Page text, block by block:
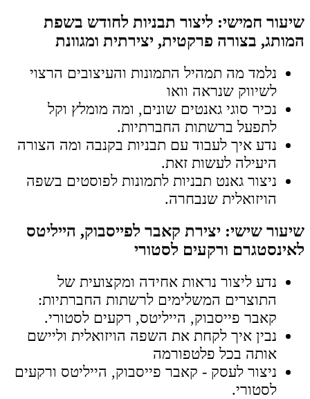
שיעור חמישי: ליצור תבניות לחודש בשפת
המותג, בצורה פרקטית, יצירתית ומגוונת
נלמד מה תמהיל התמונות והעיצובים הרצוי
לשיווק שנראה וואו
נכיר סוגי גאנטים שונים, ומה מומלץ וקל
לתפעל ברשתות החברתיות.
נדע איך לעבוד עם תבניות בקנבה ומה הצורה
היעילה לעשות זאת.
ניצור גאנט תבניות לתמונות לפוסטים בשפה
הויזואלית שנבחרה.
שיעור שישי: יצירת קאבר לפייסבוק, הייליטס
לאינסטגרם ורקעים לסטורי​
נדע ליצור נראות אחידה ומקצועית של
התוצרים המשלימים לרשתות החברתיות:
קאבר פייסבוק, הייליטס, רקעים לסטורי.
נבין איך לקחת את השפה הויזואלית וליישם
אותה בכל פלטפורמה
ניצור לעסק - קאבר פייסבוק, הייליטס ורקעים
לסטורי.